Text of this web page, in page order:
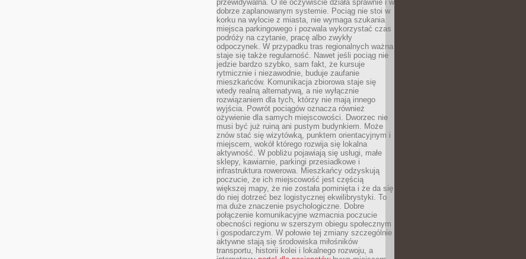
przewidywalna. O ile oczywiście działa sprawnie i w
dobrze zaplanowanym systemie. Pociąg nie stoi w
korku na wylocie z miasta, nie wymaga szukania
miejsca parkingowego i pozwala wykorzystać czas
podróży na czytanie, pracę albo zwykły
odpoczynek. W przypadku tras regionalnych ważna
staje się także regularność. Nawet jeśli pociąg nie
jedzie bardzo szybko, sam fakt, że kursuje
rytmicznie i niezawodnie, buduje zaufanie
mieszkańców. Komunikacja zbiorowa staje się
wtedy realną alternatywą, a nie wyłącznie
rozwiązaniem dla tych, którzy nie mają innego
wyjścia. Powrót pociągów oznacza również
ożywienie dla samych miejscowości. Dworzec nie
musi być już ruiną ani pustym budynkiem. Może
znów stać się wizytówką, punktem orientacyjnym i
miejscem, wokół którego rozwija się lokalna
aktywność. W pobliżu pojawiają się usługi, małe
sklepy, kawiarnie, parkingi przesiadkowe i
infrastruktura rowerowa. Mieszkańcy odzyskują
poczucie, że ich miejscowość jest częścią
większej mapy, że nie została pominięta i że da się
do niej dotrzeć bez logistycznej ekwilibrystyki. To
ma duże znaczenie psychologiczne. Dobre
połączenie komunikacyjne wzmacnia poczucie
obecności regionu w szerszym obiegu społecznym
i gospodarczym. W połowie tej zmiany szczególnie
aktywne stają się środowiska miłośników
transportu, historii kolei i lokalnego rozwoju, a